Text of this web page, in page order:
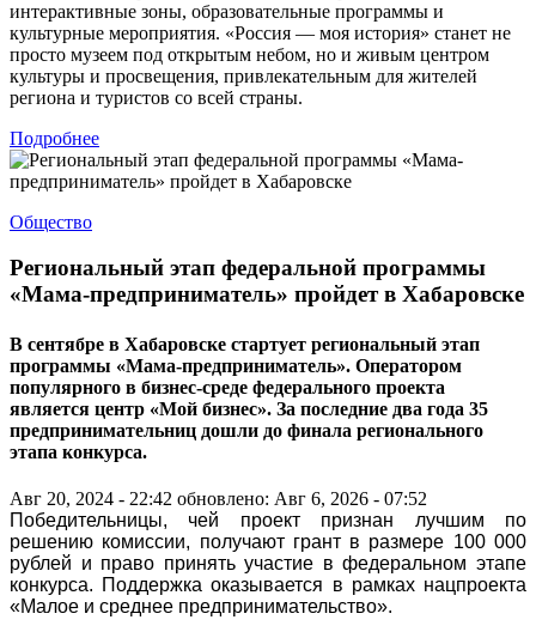
интерактивные зоны, образовательные программы и
культурные мероприятия. «Россия — моя история» станет не
просто музеем под открытым небом, но и живым центром
культуры и просвещения, привлекательным для жителей
региона и туристов со всей страны.
Подробнее
Общество
Региональный этап федеральной программы
«Мама-предприниматель» пройдет в Хабаровске
В сентябре в Хабаровске стартует региональный этап
программы «Мама-предприниматель». Оператором
популярного в бизнес-среде федерального проекта
является центр «Мой бизнес». За последние два года 35
предпринимательниц дошли до финала регионального
этапа конкурса.
Авг 20, 2024 - 22:42 обновлено: Авг 6, 2026 - 07:52
Победительницы, чей проект признан лучшим по
решению комиссии, получают грант в размере 100 000
рублей и право принять участие в федеральном этапе
конкурса. Поддержка оказывается в рамках нацпроекта
«Малое и среднее предпринимательство».